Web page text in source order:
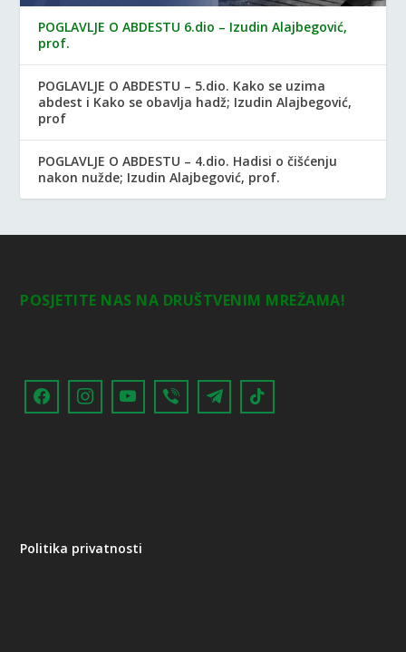
POGLAVLJE O ABDESTU 6.dio – Izudin Alajbegović,
prof.
POGLAVLJE O ABDESTU – 5.dio. Kako se uzima
abdest i Kako se obavlja hadž; Izudin Alajbegović,
prof
POGLAVLJE O ABDESTU – 4.dio. Hadisi o čišćenju
nakon nužde; Izudin Alajbegović, prof.
POSJETITE NAS NA DRUŠTVENIM MREŽAMA!
Politika privatnosti